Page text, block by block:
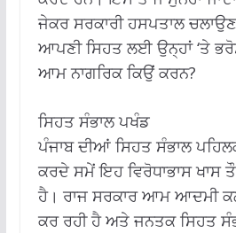
ਜੇਕਰ ਸਰਕਾਰੀ ਹਸਪਤਾਲ
ਆਪਣੀ ਸਿਹਤ ਲਈ ਉਨ੍ਹਾਂ ‘ਤੇ
ਆਮ ਨਾਗਰਿਕ ਕਿਉਂ ਕਰਨ?
ਸਿਹਤ ਸੰਭਾਲ ਪਖੰਡ
ਪੰਜਾਬ ਦੀਆਂ ਸਿਹਤ ਸੰਭਾਲ
ਕਰਦੇ ਸਮੇਂ ਇਹ ਵਿਰੋਧਾਭਾਸ ਖਾਸ
ਹੈ। ਰਾਜ ਸਰਕਾਰ ਆਮ ਆਦਮੀ
ਕਰ ਰਹੀ ਹੈ ਅਤੇ ਜਨਤਕ ਸਿਹਤ